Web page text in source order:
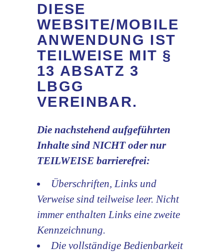
DIESE
WEBSITE/MOBILE
ANWENDUNG IST
TEILWEISE MIT §
13 ABSATZ 3
LBGG
VEREINBAR.
Die nachstehend aufgeführten
Inhalte sind NICHT oder nur
TEILWEISE barrierefrei:
Überschriften, Links und
Verweise sind teilweise leer. Nicht
immer enthalten Links eine zweite
Kennzeichnung.
Die vollständige Bedienbarkeit